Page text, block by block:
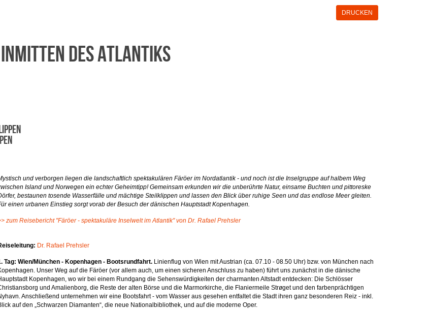
DRUCKEN
des Atlantiks
und verborgen liegen die landschaftlich spektakulären Färöer im Nordatlantik - und noch ist die Inselgruppe auf halbem Weg
Island und Norwegen ein echter Geheimtipp! Gemeinsam erkunden wir die unberührte Natur, einsame Buchten und pittoreske
bestaunen tosende Wasserfälle und mächtige Steilklippen und lassen den Blick über ruhige Seen und das endlose Meer gleiten.
einen urbanen Einstieg sorgt vorab der Besuch der dänischen Hauptstadt Kopenhagen.
zum Reisebericht "Färöer - spektakuläre Inselwelt im Atlantik" von Dr. Rafael Prehsler
Dr. Rafael Prehsler
Tag: Wien/München - Kopenhagen - Bootsrundfahrt. Linienflug von Wien mit Austrian (ca. 07.10 - 08.50 Uhr) bzw. von München nach
Unser Weg auf die Färöer (vor allem auch, um einen sicheren Anschluss zu haben) führt uns zunächst in die dänische
Kopenhagen, wo wir bei einem Rundgang die Sehenswürdigkeiten der charmanten Altstadt entdecken: Die Schlösser
und Amalienborg, die Reste der alten Börse und die Marmorkirche, die Flaniermeile Strøget und den farbenprächtigen
Anschließend unternehmen wir eine Bootsfahrt - vom Wasser aus gesehen entfaltet die Stadt ihren ganz besonderen Reiz - inkl.
auf den „Schwarzen Diamanten“, die neue Nationalbibliothek, und auf die moderne Oper.